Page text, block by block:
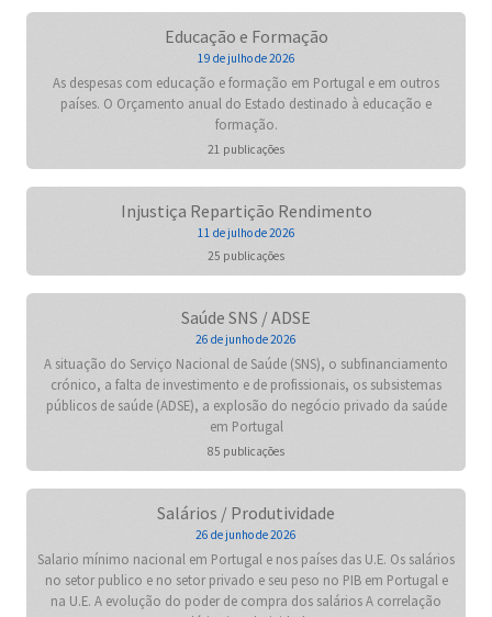
Educação e Formação
19 de julho de 2026
As despesas com educação e formação em Portugal e em outros
países. O Orçamento anual do Estado destinado à educação e
formação.
21 publicações
Injustiça Repartição Rendimento
11 de julho de 2026
25 publicações
Saúde SNS / ADSE
26 de junho de 2026
A situação do Serviço Nacional de Saúde (SNS), o subfinanciamento
crónico, a falta de investimento e de profissionais, os subsistemas
públicos de saúde (ADSE), a explosão do negócio privado da saúde
em Portugal
85 publicações
Salários / Produtividade
26 de junho de 2026
Salario mínimo nacional em Portugal e nos países das U.E. Os salários
no setor publico e no setor privado e seu peso no PIB em Portugal e
na U.E. A evolução do poder de compra dos salários A correlação